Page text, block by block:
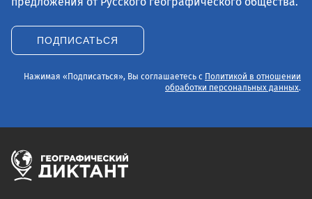
ПОДПИСАТЬСЯ
Нажимая «Подписаться», Вы соглашаетесь с
Политикой в отношении
обработки персональных данных.